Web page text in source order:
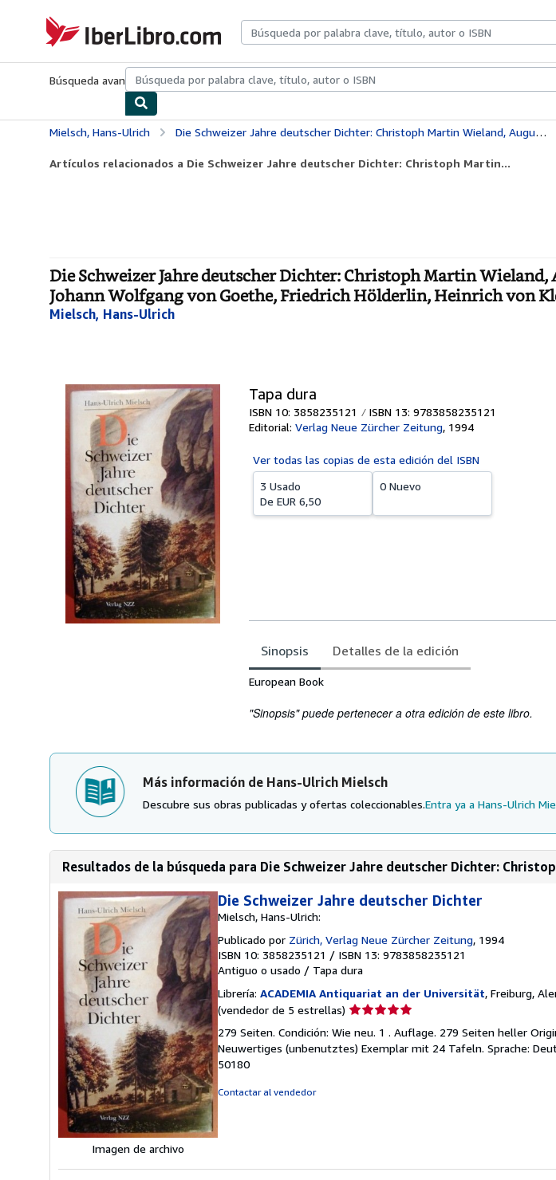
IberLibro.com
Búsqueda avanzadaColecciones Libros antiguosArte y coleccionismo
Mielsch, Hans-Ulrich Die Schweizer Jahre deutscher Dichter: Christoph Martin Wieland, August Wilhelm von Schlegel, Johann Wolfgang von Goethe, Friedrich Hölderlin, Heinrich von Kleist
Artículos relacionados a Die Schweizer Jahre deutscher Dichter: Christoph Martin...
Die Schweizer Jahre deutscher Dichter: Christoph Martin
Johann Wolfgang von Goethe, Friedrich Hölderlin, Heinrich von
Mielsch, Hans-Ulrich
Tapa dura
ISBN 10: 3858235121
ISBN 13: 9783858235121
Editorial: Verlag Neue Zürcher Zeitung, 1994
Ver todas las copias de esta edición del ISBN
3 Usado
De EUR 6,50
0 Nuevo
Sinopsis Detalles de la edición
Sinopsis
European Book
"Sinopsis" puede pertenecer a otra edición de este libro.
Más información de Hans-Ulrich Mielsch
Descubre sus obras publicadas y ofertas coleccionables.Entra ya a Hans-Ulrich
Resultados de la búsqueda para Die Schweizer Jahre deutscher Dichter:
Imagen de archivo
Die Schweizer Jahre deutscher Dichter
Mielsch, Hans-Ulrich:
Publicado por Zürich, Verlag Neue Zürcher Zeitung, 1994
ISBN 10: 3858235121 / ISBN 13: 9783858235121
Antiguo o usado / Tapa dura
Librería: ACADEMIA Antiquariat an der Universität, Freiburg,
(vendedor de 5 estrellas) Calificación
vendedor:
5
279 Seiten. Condición: Wie neu. 1 . Auflage. 279 Seiten heller
Neuwertiges (unbenutztes) Exemplar mit 24 Tafeln. Sprache:
50180
Contactar al vendedor